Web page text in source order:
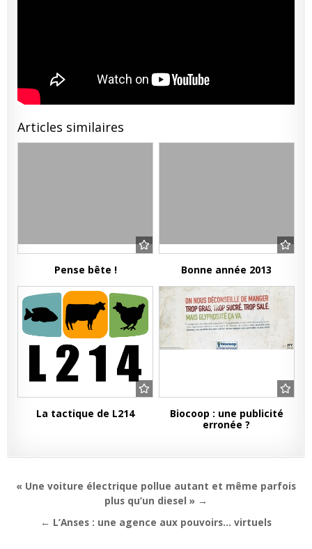
Articles similaires
Pense bête ! Bonne année 2013
La tactique de L214
Biocoop : une publicité
erronée ?
Navigation
l’article
« Une voiture électrique pollue autant et même parfois
plus qu’un diesel » →
← L’Anses : une agence aux pouvoirs… virtuels